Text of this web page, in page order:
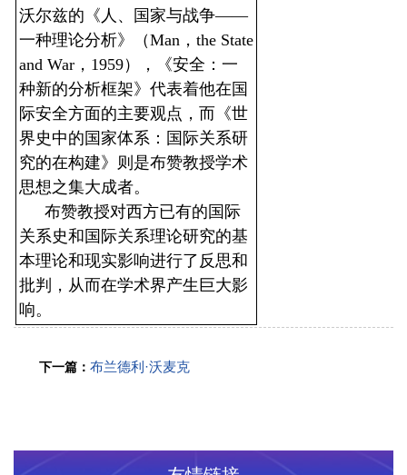
沃尔兹的《人、国家与战争——
一种理论分析》（Man，the State
and War，1959），《安全：一
种新的分析框架》代表着他在国
际安全方面的主要观点，而《世
界史中的国家体系：国际关系研
究的在构建》则是布赞教授学术
思想之集大成者。
布赞教授对西方已有的国际
关系史和国际关系理论研究的基
本理论和现实影响进行了反思和
批判，从而在学术界产生巨大影
响。
下一篇： 布兰德利·沃麦克